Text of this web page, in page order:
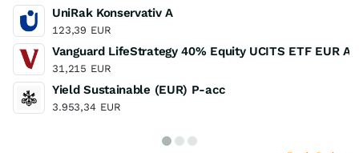
UniRak Konservativ A
123,39 EUR
Vanguard LifeStrategy 40% Equity UCITS ETF EUR
31,215 EUR
Yield Sustainable (EUR) P-acc
3.953,34 EUR